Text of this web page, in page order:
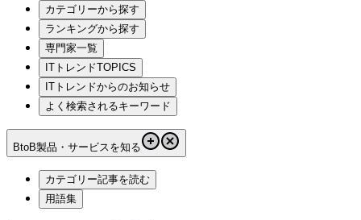
カテゴリーから探す
ランキングから探す
専門家一覧
ITトレンドTOPICS
ITトレンドからのお知らせ
よく検索されるキーワード
BtoB製品・サービスを知る
カテゴリー記事を読む
用語集